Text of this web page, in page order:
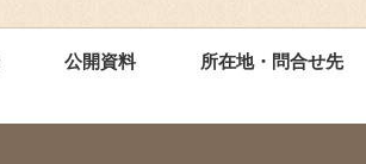
公開資料 所在地・問合せ先